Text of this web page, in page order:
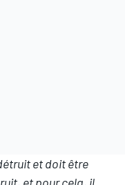
et doit être